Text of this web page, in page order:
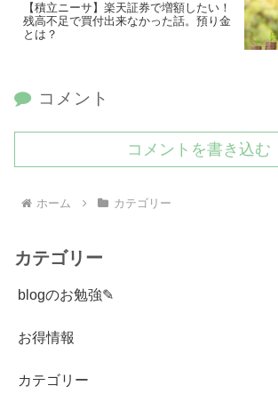
【積立ニーサ】楽天証券で増額したい！
残高不足で買付出来なかった話。預り金
とは？
コメント
コメントを書き込む
ホーム カテゴリー
カテゴリー
blogのお勉強✎
お得情報
カテゴリー